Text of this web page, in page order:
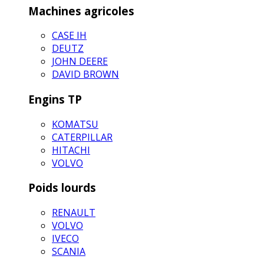
Machines agricoles
CASE IH
DEUTZ
JOHN DEERE
DAVID BROWN
Engins TP
KOMATSU
CATERPILLAR
HITACHI
VOLVO
Poids lourds
RENAULT
VOLVO
IVECO
SCANIA